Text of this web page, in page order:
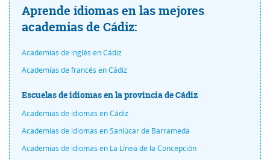
Aprende idiomas en las mejores
academias de Cádiz:
Academias de inglés en Cádiz
Academias de francés en Cádiz
Escuelas de idiomas en la provincia de Cádiz
Academias de idiomas en Cádiz
Academias de idiomas en Sanlúcar de Barrameda
Academias de idiomas en La Línea de la Concepción